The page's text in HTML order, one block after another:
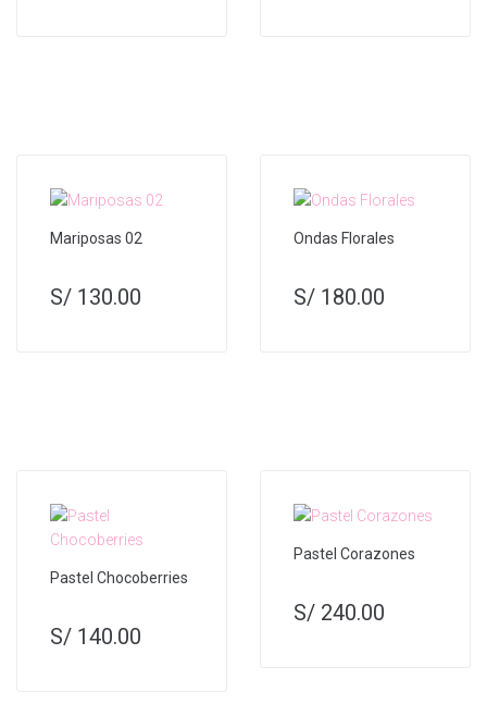
Mariposas 02
S/ 130.00
Ondas Florales
S/ 180.00
Pastel Chocoberries
S/ 140.00
Pastel Corazones
S/ 240.00